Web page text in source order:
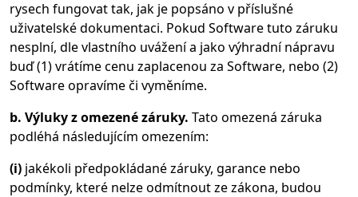
rysech fungovat tak, jak je popsáno v příslušné
uživatelské dokumentaci. Pokud Software tuto záruku
nesplní, dle vlastního uvážení a jako výhradní nápravu
buď (1) vrátíme cenu zaplacenou za Software, nebo (2)
Software opravíme či vyměníme.
b. Výluky z omezené záruky. Tato omezená záruka
podléhá následujícím omezením:
(i) jakékoli předpokládané záruky, garance nebo
podmínky, které nelze odmítnout ze zákona, budou